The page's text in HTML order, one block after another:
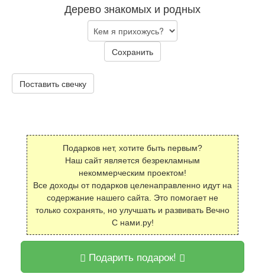
Дерево знакомых и родных
Сохранить
Поставить свечку
Подарков нет, хотите быть первым?
Наш сайт является безрекламным
некоммерческим проектом!
Все доходы от подарков целенаправленно идут на
содержание нашего сайта. Это помогает не
только сохранять, но улучшать и развивать Вечно
С нами.ру!
Подарить подарок!